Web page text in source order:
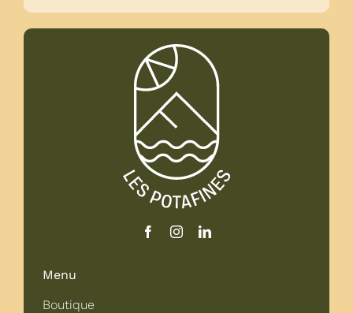
Menu
Boutique